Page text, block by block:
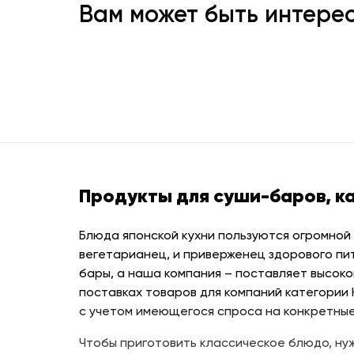
Вам может быть
Продукты для суши-баров,
Блюда японской кухни пользуются
вегетарианец, и приверженец здорового
бары, а наша компания – поставляет
поставках товаров для компаний
с учетом имеющегося спроса на
Чтобы приготовить классическое блюдо,